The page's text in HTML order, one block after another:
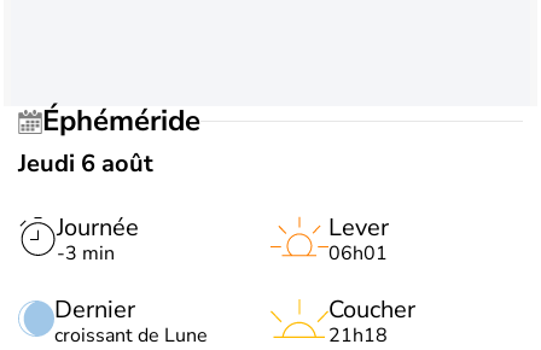
Éphéméride
Jeudi 6 août
Journée
-3 min
Dernier
croissant de Lune
Lever
06h01
Coucher
21h18